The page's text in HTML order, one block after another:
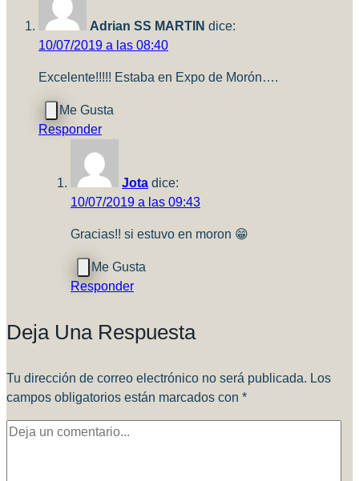
Adrian SS MARTIN dice:
10/07/2019 a las 08:40
Excelente!!!!! Estaba en Expo de Morón….
Responder
Jota dice:
10/07/2019 a las 09:43
Gracias!! si estuvo en moron 😁
Responder
Deja Una Respuesta
Tu dirección de correo electrónico no será publicada. Los
campos obligatorios están marcados con *